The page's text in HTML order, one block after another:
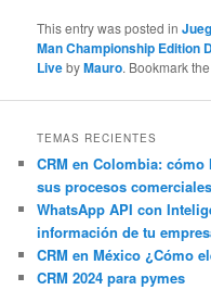
This entry was posted in
Man Championship Edition
LivebyMauro. Bookmark
TEMAS RECIENTES
CRM en Colombia:
sus procesos comerciales
WhatsApp API con
información de tu
CRM en México ¿Cómo
CRM 2024 para pymes